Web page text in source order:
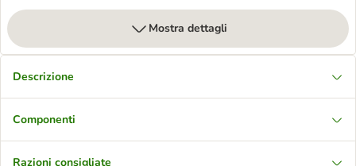
Mostra dettagli
Descrizione
Componenti
Razioni consigliate